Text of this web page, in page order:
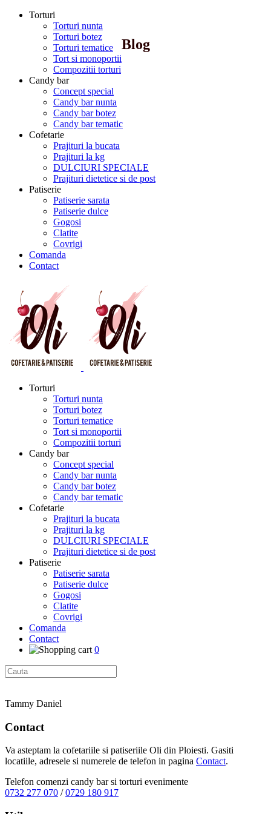
Torturi
Torturi nunta
Torturi botez
Torturi tematice
Tort si monoportii
Compozitii torturi
Candy bar
Concept special
Candy bar nunta
Candy bar botez
Candy bar tematic
Cofetarie
Prajituri la bucata
Prajituri la kg
DULCIURI SPECIALE
Prajituri dietetice si de post
Patiserie
Patiserie sarata
Patiserie dulce
Gogosi
Clatite
Covrigi
Comanda
Contact
Torturi
Torturi nunta
Torturi botez
Torturi tematice
Tort si monoportii
Compozitii torturi
Candy bar
Concept special
Candy bar nunta
Candy bar botez
Candy bar tematic
Cofetarie
Prajituri la bucata
Prajituri la kg
DULCIURI SPECIALE
Prajituri dietetice si de post
Patiserie
Patiserie sarata
Patiserie dulce
Gogosi
Clatite
Covrigi
Comanda
Contact
0
Blog
Tammy Daniel
Contact
Va asteptam la cofetariile si patiseriile Oli din Ploiesti. Gasiti
locatiile, adresele si numerele de telefon in pagina Contact.
Telefon comenzi candy bar si torturi evenimente
0732 277 070 /0729 180 917